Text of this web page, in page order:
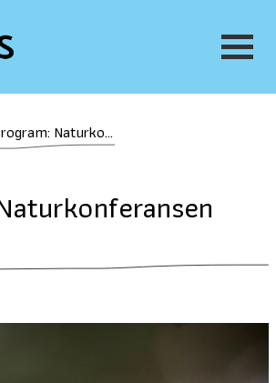
Naturkonferansen 2025